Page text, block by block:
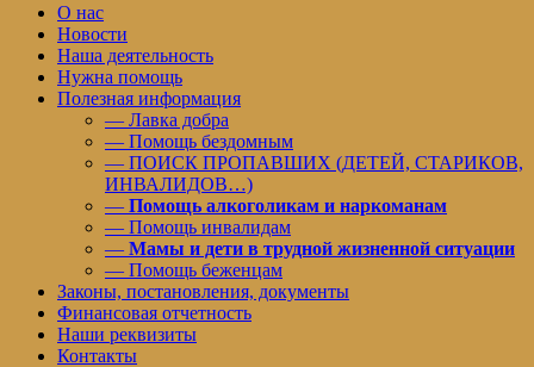
О нас
Новости
Наша деятельность
Нужна помощь
Полезная информация
— Лавка добра
— Помощь бездомным
— ПОИСК ПРОПАВШИХ (ДЕТЕЙ, СТАРИКОВ,
ИНВАЛИДОВ…)
— Помощь алкоголикам и наркоманам
— Помощь инвалидам
— Мамы и дети в трудной жизненной ситуации
— Помощь беженцам
Законы, постановления, документы
Финансовая отчетность
Наши реквизиты
Контакты